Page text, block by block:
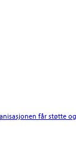
får støtte